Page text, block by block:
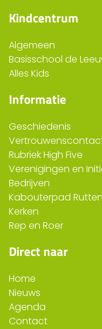
Kindcentrum
Algemeen
Basisschool de
Alles Kids
Informatie
Geschiedenis
Rubriek High Five
Verenigingen en
Bedrijven
Kabouterpad Rutten
Kerken
Rep en Roer
Direct naar
Home
Nieuws
Agenda
Contact